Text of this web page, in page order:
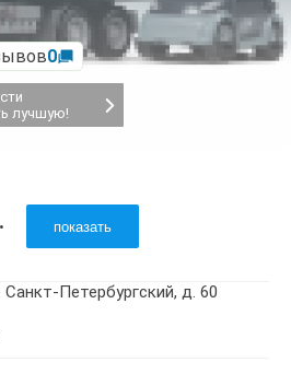
0
лучшую!

показать
Петербургский, д. 60